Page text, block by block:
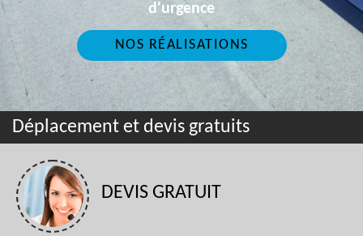
d'urgence
NOS RÉALISATIONS
Déplacement et devis gratuits
DEVIS GRATUIT